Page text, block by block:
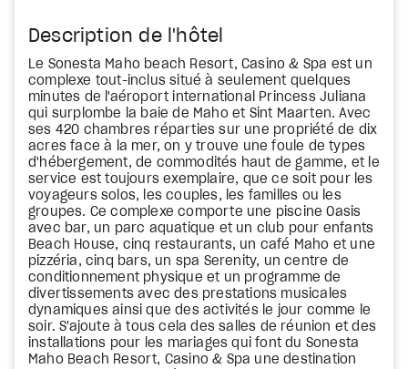
Description de l'hôtel
Le Sonesta Maho beach Resort, Casino & Spa est un
complexe tout-inclus situé à seulement quelques
minutes de l'aéroport international Princess Juliana
qui surplombe la baie de Maho et Sint Maarten. Avec
ses 420 chambres réparties sur une propriété de dix
acres face à la mer, on y trouve une foule de types
d'hébergement, de commodités haut de gamme, et le
service est toujours exemplaire, que ce soit pour les
voyageurs solos, les couples, les familles ou les
groupes. Ce complexe comporte une piscine Oasis
avec bar, un parc aquatique et un club pour enfants
Beach House, cinq restaurants, un café Maho et une
pizzéria, cinq bars, un spa Serenity, un centre de
conditionnement physique et un programme de
divertissements avec des prestations musicales
dynamiques ainsi que des activités le jour comme le
soir. S'ajoute à tous cela des salles de réunion et des
installations pour les mariages qui font du Sonesta
Maho Beach Resort, Casino & Spa une destination